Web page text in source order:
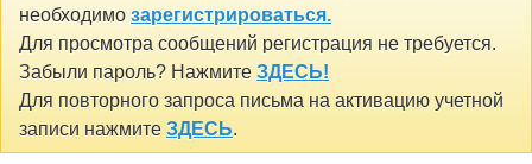
необходимо зарегистрироваться.
Для просмотра сообщений регистрация не требуется.
Забыли пароль? Нажмите ЗДЕСЬ!
Для повторного запроса письма на активацию учетной
записи нажмите ЗДЕСЬ.